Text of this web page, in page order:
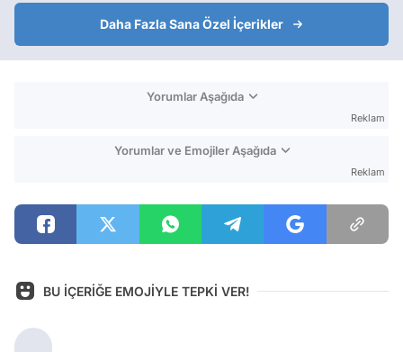
Daha Fazla Sana Özel İçerikler
Yorumlar Aşağıda
Reklam
Yorumlar ve Emojiler Aşağıda
Reklam
BU İÇERİĞE EMOJİYLE TEPKİ VER!